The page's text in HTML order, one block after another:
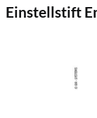
Einstellstift